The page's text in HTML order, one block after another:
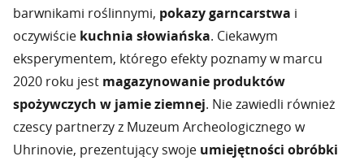
barwnikami roślinnymi, pokazy garncarstwa i
oczywiście kuchnia słowiańska. Ciekawym
eksperymentem, którego efekty poznamy w marcu
2020 roku jest magazynowanie produktów
spożywczych w jamie ziemnej. Nie zawiedli również
czescy partnerzy z Muzeum Archeologicznego w
Uhrinovie, prezentujący swoje umiejętności obróbki